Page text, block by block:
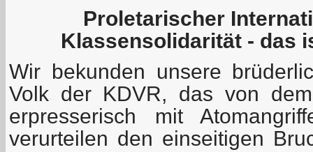
Proletarischer
Klassensolidarität - das
Wir bekunden unsere
Volk der KDVR, das von
erpresserisch mit
verurteilen den einseitigen